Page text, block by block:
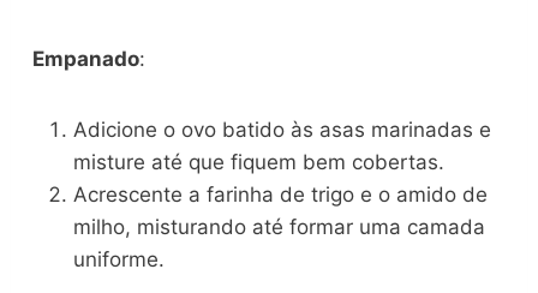
Empanado:
Adicione o ovo batido às asas marinadas e
misture até que fiquem bem cobertas.
Acrescente a farinha de trigo e o amido de
milho, misturando até formar uma camada
uniforme.